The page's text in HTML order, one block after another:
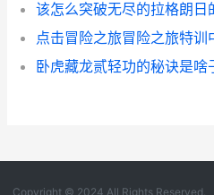
Copyright © 2024 All Rights Reserved.